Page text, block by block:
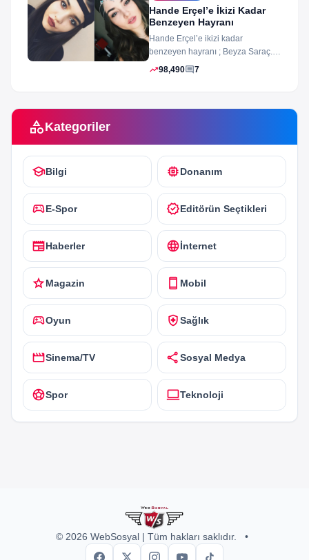
Hande Erçel’e İkizi Kadar
Benzeyen Hayranı
Hande Erçel’e ikizi kadar
benzeyen hayranı ; Beyza Saraç.
Son zamanlarda Hande Erçel’e
trending_up98,490comment7
categoryKategoriler
schoolBilgi memoryDonanım
sports_esportsE-Spor verifiedEditörün Seçtikleri
newspaperHaberler languageİnternet
starMagazin smartphone Mobil
sports_esportsOyun health_and_safetySağlık
movieSinema/TV shareSosyal Medya
sports_soccerSpor computerTeknoloji
© 2026 WebSosyal | Tüm hakları saklıdır. •